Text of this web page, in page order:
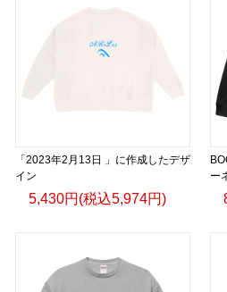
「2023年2月13日 」に作成したデザ
イン
5,430円(税込5,974円)
ー